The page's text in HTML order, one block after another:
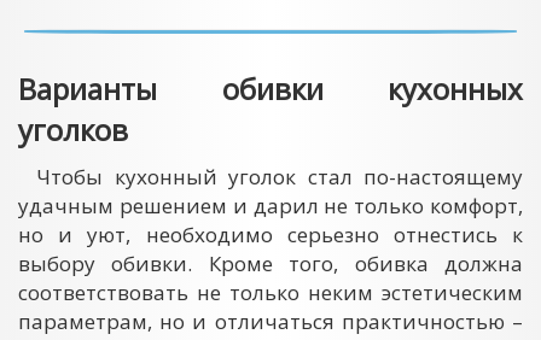
Варианты обивки кухонных
уголков
Чтобы кухонный уголок стал по-настоящему
удачным решением и дарил не только комфорт,
но и уют, необходимо серьезно отнестись к
выбору обивки. Кроме того, обивка должна
соответствовать не только неким эстетическим
параметрам, но и отличаться практичностью –